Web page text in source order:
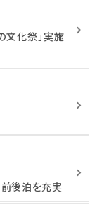
文化祭」実施
前後泊を充実